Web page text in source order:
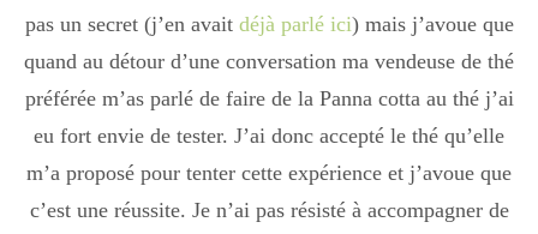
pas un secret (j’en avaitdéjà parlé ici) mais j’avoue que
quand au détour d’une conversation ma vendeuse de thé
préférée m’as parlé de faire de la Panna cotta au thé j’ai
eu fort envie de tester. J’ai donc accepté le thé qu’elle
m’a proposé pour tenter cette expérience et j’avoue que
c’est une réussite. Je n’ai pas résisté à accompagner de